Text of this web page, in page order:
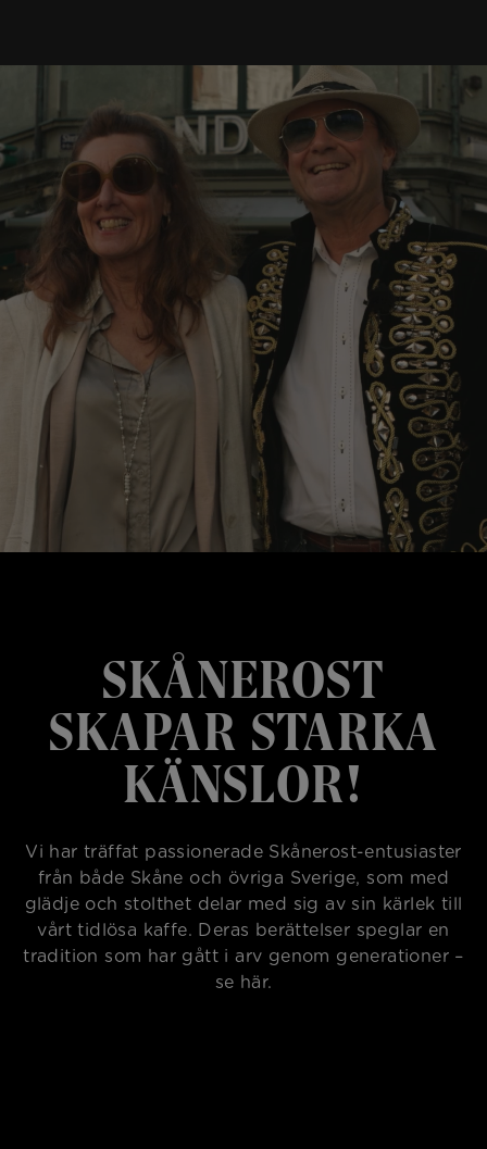
SKÅNEROST
SKAPAR STARKA
KÄNSLOR!
Vi har träffat passionerade Skånerost-entusiaster
från både Skåne och övriga Sverige, som med
glädje och stolthet delar med sig av sin kärlek till
vårt tidlösa kaffe. Deras berättelser speglar en
tradition som har gått i arv genom generationer –
se här.